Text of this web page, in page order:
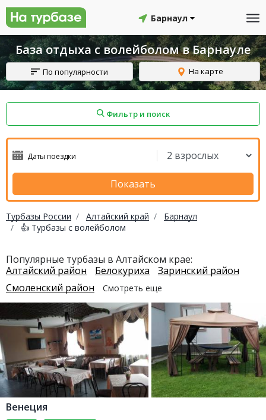
Барнаул
База отдыха с волейболом в Барнауле
По популярности На карте
Фильтр и поиск
Показать
Турбазы России Алтайский край
Барнаул
👍 Турбазы с волейболом
Популярные турбазы в Алтайском крае:
Алтайский район
Белокуриха
Заринский район
Смоленский район
Смотреть еще
Венеция
Смоленский район Топчихинский район
Северодвинск Устьянский район